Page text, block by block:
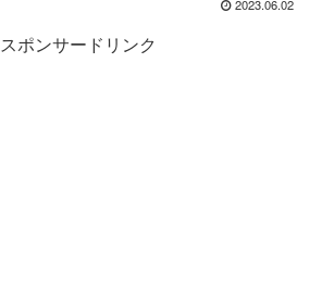
2023.06.02
スポンサードリンク